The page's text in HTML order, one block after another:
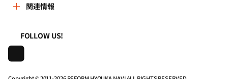
事務局へのお問い合せ
地域の相談窓口のみなさまへ
リフォームを相談する
リフォームを学ぶ
講習会・セミナー
連携機関・企業・団体トピックス
よくある質問
利用規約
プライバシーポリシー
関連情報
一般財団法人住まいづくりナビセンター
株式会社日本建築住宅センター
FOLLOW US!